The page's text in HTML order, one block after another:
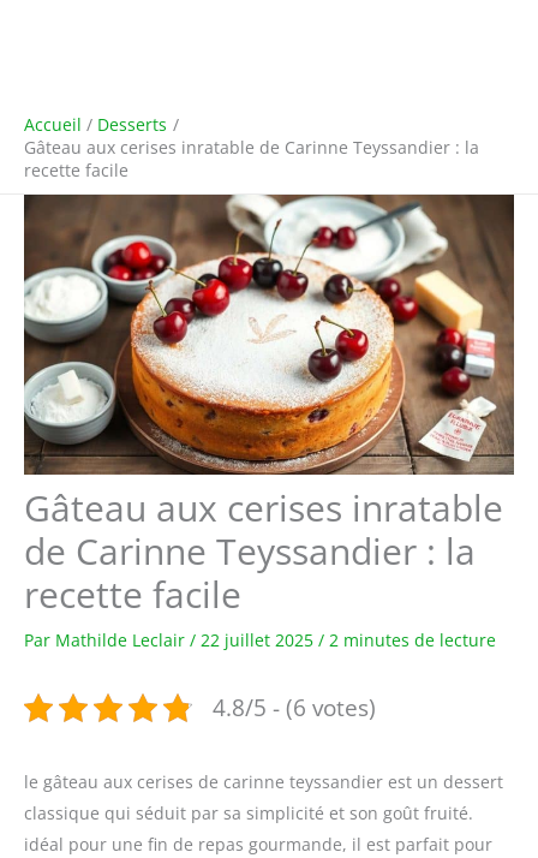
Accueil
Desserts
Gâteau aux cerises inratable de Carinne Teyssandier : la
recette facile
Gâteau aux cerises inratable
de Carinne Teyssandier : la
recette facile
Par Mathilde Leclair / 22 juillet 2025 / 2 minutes de lecture
4.8/5 - (6 votes)
le gâteau aux cerises de carinne teyssandier est un dessert
classique qui séduit par sa simplicité et son goût fruité.
idéal pour une fin de repas gourmande, il est parfait pour